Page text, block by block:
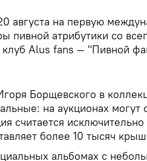
августа на первую
пивной атрибутики со
клуб Alus fans — "Пивной
Борщевского в
на аукционах могут
считается
более 10 тысяч
альбомах с